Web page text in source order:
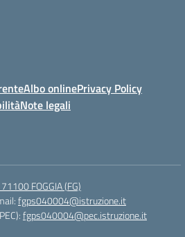
Albo onlinePrivacy Policy
Note legali
FOGGIA (FG)
fgps040004@istruzione.it
fgps040004@pec.istruzione.it